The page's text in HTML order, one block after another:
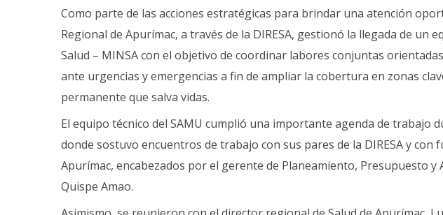
Como parte de las acciones estratégicas para brindar una atención
Regional de Apurímac, a través de la DIRESA, gestionó la llegada de un
Salud – MINSA con el objetivo de coordinar labores conjuntas
ante urgencias y emergencias a fin de ampliar la cobertura en zonas
permanente que salva vidas.
El equipo técnico del SAMU cumplió una importante agenda de trabajo
donde sostuvo encuentros de trabajo con sus pares de la DIRESA y con
Apurímac, encabezados por el gerente de Planeamiento, Presupuesto
Quispe Amao.